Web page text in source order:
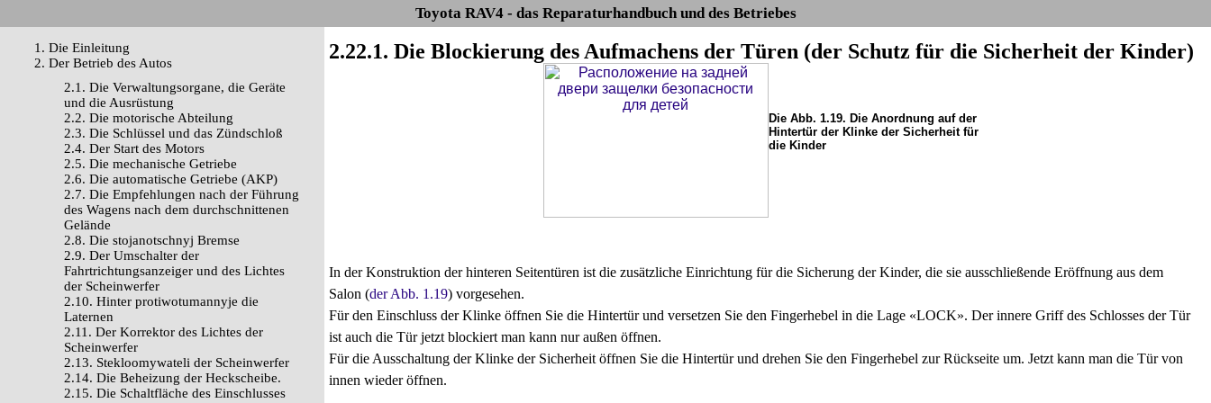
Toyota RAV4 - das Reparaturhandbuch und des Betriebes
1. Die Einleitung
2. Der Betrieb des Autos
2.1. Die Verwaltungsorgane, die Geräte
und die Ausrüstung
2.2. Die motorische Abteilung
2.3. Die Schlüssel und das Zündschloß
2.4. Der Start des Motors
2.5. Die mechanische Getriebe
2.6. Die automatische Getriebe (AKP)
2.7. Die Empfehlungen nach der Führung
des Wagens nach dem durchschnittenen
Gelände
2.8. Die stojanotschnyj Bremse
2.9. Der Umschalter der
Fahrtrichtungsanzeiger und des Lichtes
der Scheinwerfer
2.10. Hinter protiwotumannyje die
Laternen
2.11. Der Korrektor des Lichtes der
Scheinwerfer
2.13. Stekloomywateli der Scheinwerfer
2.14. Die Beheizung der Heckscheibe.
2.15. Die Schaltfläche des Einschlusses
2.22.1. Die Blockierung des Aufmachens der Türen (der Schutz für die Sicherheit der Kinder)
Die Abb. 1.19. Die Anordnung auf der
Hintertür der Klinke der Sicherheit für
die Kinder
In der Konstruktion der hinteren Seitentüren ist die zusätzliche Einrichtung für die Sicherung der Kinder, die sie ausschließende Eröffnung aus dem
Salon (der Abb. 1.19) vorgesehen.
Für den Einschluss der Klinke öffnen Sie die Hintertür und versetzen Sie den Fingerhebel in die Lage «LOCK». Der innere Griff des Schlosses der Tür
ist auch die Tür jetzt blockiert man kann nur außen öffnen.
Für die Ausschaltung der Klinke der Sicherheit öffnen Sie die Hintertür und drehen Sie den Fingerhebel zur Rückseite um. Jetzt kann man die Tür von
innen wieder öffnen.